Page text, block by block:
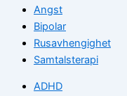
Angst
Bipolar
Rusavhengighet
Samtalsterapi
ADHD